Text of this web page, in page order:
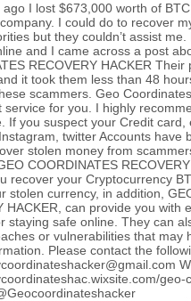
I lost $673,000 worth of
I could do to recover
but they couldn’t assist me.
and I came across a post
RECOVERY HACKER
it took them less than 48
scammers. Geo
service for you. I highly
If you suspect your Credit card,
twitter Accounts have
stolen money from
COORDINATES
recover your Cryptocurrency
stolen currency, in addition,
HACKER, can provide you with
staying safe online. They can
or vulnerabilities that may
Please contact the
geo-